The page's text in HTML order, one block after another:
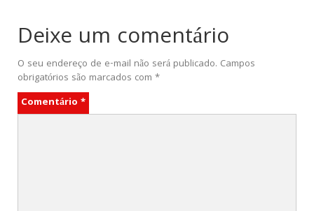
Deixe um comentário
O seu endereço de e-mail não será publicado. Campos
obrigatórios são marcados com *
Comentário *